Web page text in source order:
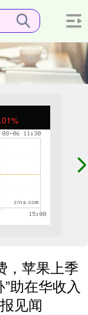
，苹果上季
助在华收入
见闻